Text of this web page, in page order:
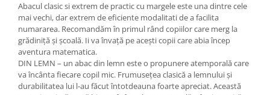
Abacul clasic si extrem de practic cu margele este una dintre cele
mai vechi, dar extrem de eficiente modalitati de a facilita
numararea. Recomandăm în primul rând copiilor care merg la
grădiniță și școală. Ii va învață pe acești copii care abia încep
aventura matematica.
DIN LEMN – un abac din lemn este o propunere atemporală care
va încânta fiecare copil mic. Frumusețea clasică a lemnului și
durabilitatea lui l-au făcut întotdeauna foarte apreciat. Această